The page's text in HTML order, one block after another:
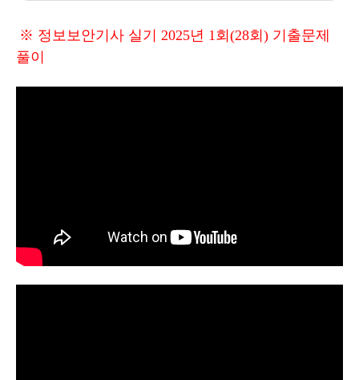
※ 정보보안기사 실기 2025년 1회(28회) 기출문제
풀이